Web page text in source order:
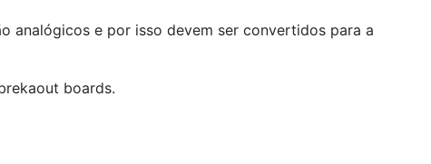
analógicos e por isso devem ser convertidos para a
boards.